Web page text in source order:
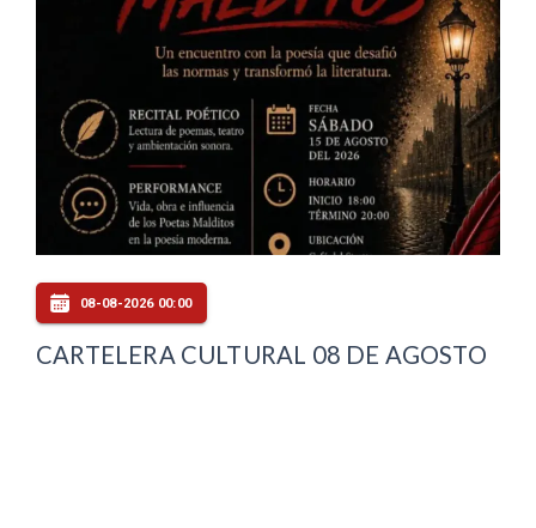
08-08-2026 00:00
CARTELERA CULTURAL 08 DE AGOSTO